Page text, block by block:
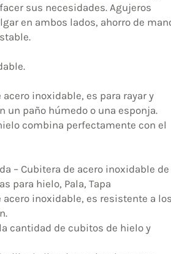
sus necesidades. Agujeros
en ambos lados, ahorro de
inoxidable, es para rayar y
un paño húmedo o una esponja.
combina perfectamente con el
– Cubitera de acero inoxidable de
para hielo, Pala, Tapa
acero inoxidable, es resistente a
cantidad de cubitos de hielo y